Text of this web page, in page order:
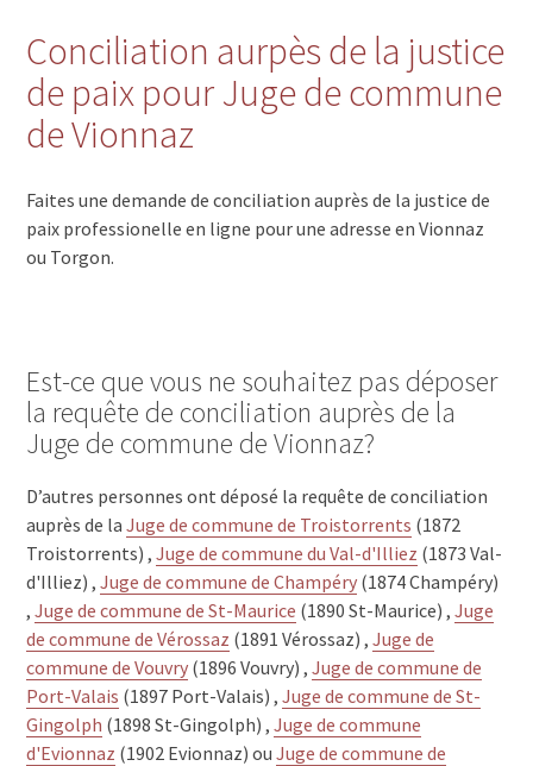
Conciliation aurpès de la justice
de paix pour Juge de commune
de Vionnaz
Faites une demande de conciliation auprès de la justice de
paix professionelle en ligne pour une adresse en Vionnaz
ou Torgon.
Est-ce que vous ne souhaitez pas déposer
la requête de conciliation auprès de la
Juge de commune de Vionnaz?
D’autres personnes ont déposé la requête de conciliation
auprès de laJuge de commune de Troistorrents (1872
Troistorrents) ,Juge de commune du Val-d'Illiez (1873 Val-
d'Illiez) ,Juge de commune de Champéry (1874 Champéry)
,Juge de commune de St-Maurice (1890 St-Maurice) ,Juge
de commune de Vérossaz (1891 Vérossaz) ,Juge de
commune de Vouvry (1896 Vouvry) ,Juge de commune de
Port-Valais (1897 Port-Valais) ,Juge de commune de St-
Gingolph (1898 St-Gingolph) ,Juge de commune
d'Evionnaz (1902 Evionnaz) ouJuge de commune de